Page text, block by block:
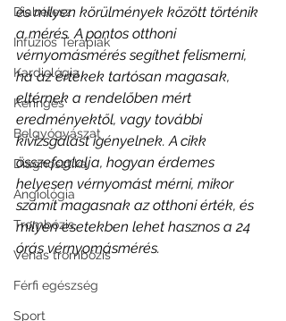
Diabétesz
Infúziós Terápiák
Kardiológia
Keringés
Belgyógyászat
Diagnosztika
Angiológia
Trombózis
Vénás trombózis
Férfi egészség
Sport
és milyen körülmények között történik
a mérés. A pontos otthoni
vérnyomásmérés segíthet felismerni,
ha az értékek tartósan magasak,
eltérnek a rendelőben mért
eredményektől, vagy további
kivizsgálást igényelnek. A cikk
összefoglalja, hogyan érdemes
helyesen vérnyomást mérni, mikor
számít magasnak az otthoni érték, és
milyen esetekben lehet hasznos a 24
órás vérnyomásmérés.